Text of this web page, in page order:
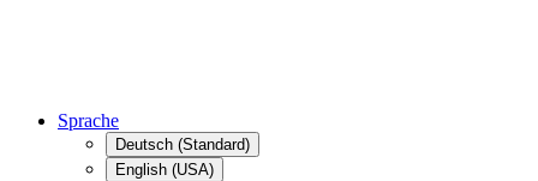
Sprache
Deutsch (Standard)
English (USA)